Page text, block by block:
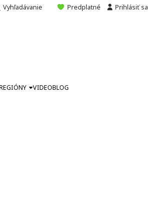
Vyhľadávanie Predplatné Prihlásiť sa
VIDEOBLOG